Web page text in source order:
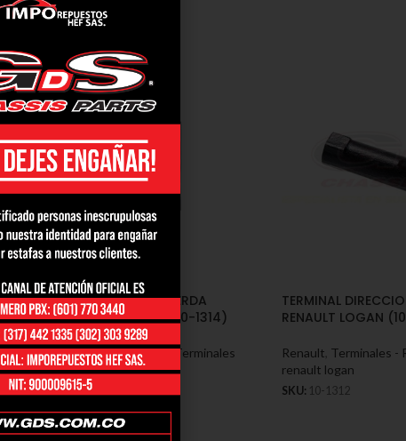
SKU:10-1308
TERMINAL DIRECCION IZQUIERDA
RENAULT KOLEOS / XTRAIL (10-1314)
Renault,Terminales - Renault,Terminales
renault xtrail
SKU:10-1314
TERMINAL
RENAULT LOGAN
Renault Terminales -
renault logan
SKU: 10-1312